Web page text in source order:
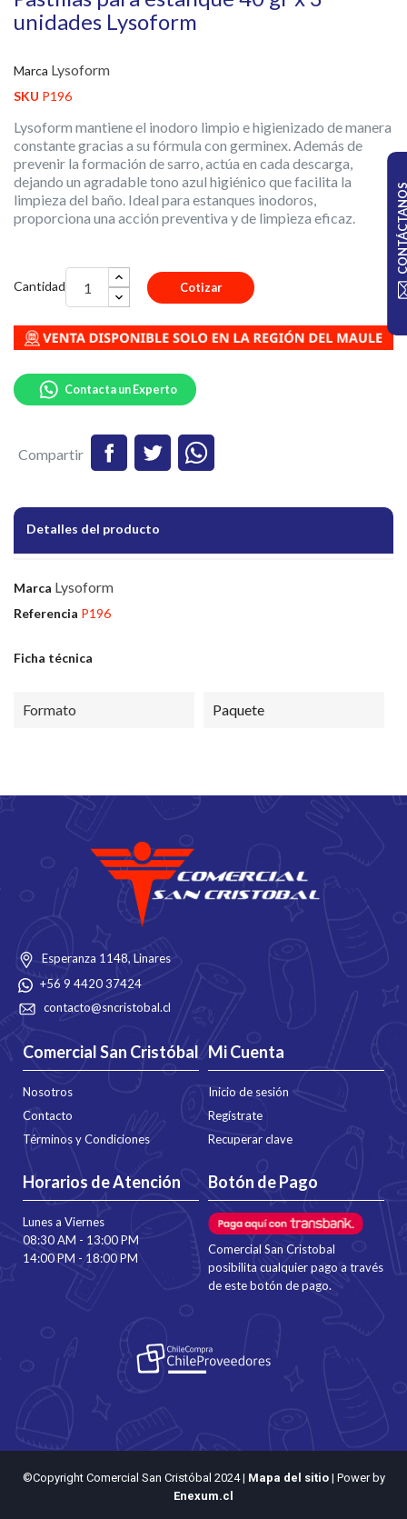
unidades Lysoform
Marca Lysoform
SKU P196
Lysoform mantiene el inodoro limpio e higienizado de manera
constante gracias a su fórmula con germinex. Además de
prevenir la formación de sarro, actúa en cada descarga,
dejando un agradable tono azul higiénico que facilita la
limpieza del baño. Ideal para estanques inodoros,
proporciona una acción preventiva y de limpieza eficaz.
Cantidad Cotizar
Compartir
Contacta un Experto
Detalles del producto
Marca Lysoform
Referencia P196
Ficha técnica
Formato Paquete
Esperanza 1148, Linares
+56 9 4420 37424
contacto@sncristobal.cl
Comercial San Cristóbal
Nosotros
Contacto
Términos y Condiciones
Mi Cuenta
Inicio de sesión
Regístrate
Recuperar clave
Horarios de Atención
Lunes a Viernes
08:30 AM - 13:00 PM
14:00 PM - 18:00 PM
Botón de Pago
Comercial San Cristobal
posibilita cualquier pago a través
de este botón de pago.
©Copyright Comercial San Cristóbal 2024| Mapa del sitio| Power by
Enexum.cl